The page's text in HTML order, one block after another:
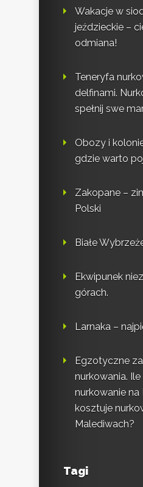
Wakacje w
jeździeckie –
odmiana!
Teneryfa
delfinami.
spełnij swe
Obozy i
gdzie warto
Zakopane –
Polski
Białe
Ekwipunek
górach.
Larnaka –
Egzotyczne
nurkowania.
nurkowanie na
kosztuje
Malediwach?
Tagi